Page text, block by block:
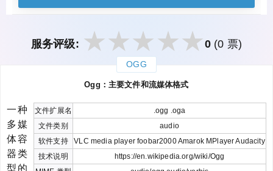
服务评级: 0 (0 票)
OGG
Ogg：主要文件和流媒体格式
文件扩展名
.ogg .oga
文件类别
audio
软件支持
VLC media player foobar2000 Amarok MPlayer Audacity
技术说明
https://en.wikipedia.org/wiki/Ogg
一种
多媒
体容
器类
型的